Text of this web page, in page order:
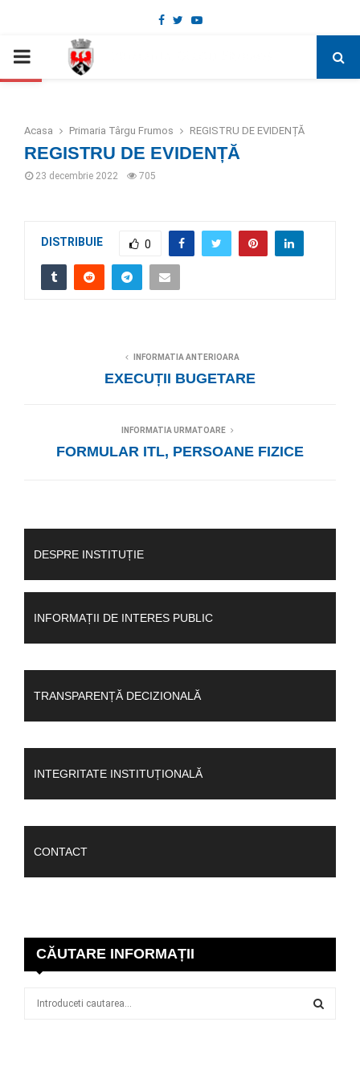
Deschide bara de unelte
Facebook
TwitterYoutube
PRIMARY
Acasa Primaria Târgu Frumos REGISTRU DE EVIDENȚĂ
REGISTRU DE EVIDENȚĂ
23 decembrie 2022 705
DISTRIBUIE 0
INFORMATIA ANTERIOARA
EXECUȚII BUGETARE
INFORMATIA URMATOARE
FORMULAR ITL, PERSOANE FIZICE
DESPRE INSTITUȚIE
INFORMAȚII DE INTERES PUBLIC
TRANSPARENȚĂ DECIZIONALĂ
INTEGRITATE INSTITUȚIONALĂ
CONTACT
CĂUTARE INFORMAȚII